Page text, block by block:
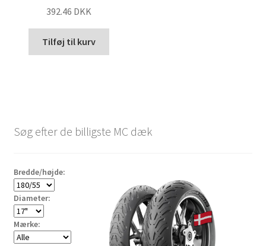
392.46 DKK
Tilføj til kurv
Søg efter de billigste MC dæk
Bredde/højde:
Diameter:
Mærke: